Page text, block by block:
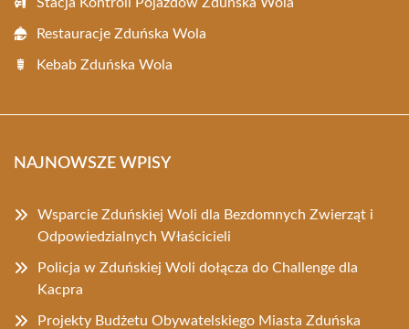
Restauracje Zduńska Wola
Kebab Zduńska Wola
NAJNOWSZE WPISY
Wsparcie Zduńskiej Woli dla Bezdomnych Zwierząt i
Odpowiedzialnych Właścicieli
Policja w Zduńskiej Woli dołącza do Challenge dla
Kacpra
Projekty Budżetu Obywatelskiego Miasta Zduńska